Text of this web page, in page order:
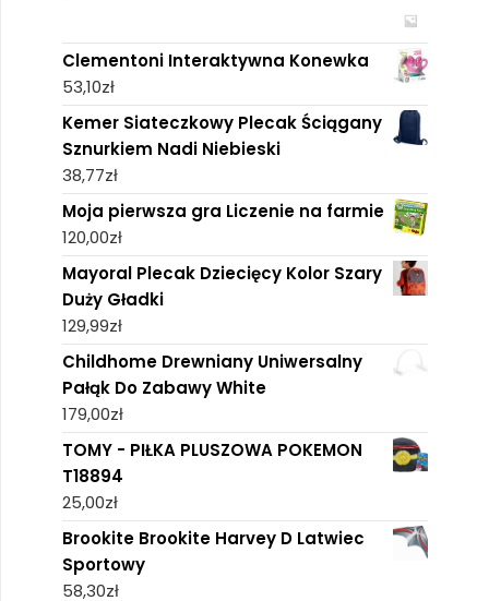
Clementoni Interaktywna Konewka
53,10zł
Kemer Siateczkowy Plecak Ściągany
Sznurkiem Nadi Niebieski
38,77zł
Moja pierwsza gra Liczenie na farmie
120,00zł
Mayoral Plecak Dziecięcy Kolor Szary
Duży Gładki
129,99zł
Childhome Drewniany Uniwersalny
Pałąk Do Zabawy White
179,00zł
TOMY - PIŁKA PLUSZOWA POKEMON
T18894
25,00zł
Brookite Brookite Harvey D Latwiec
Sportowy
58,30zł